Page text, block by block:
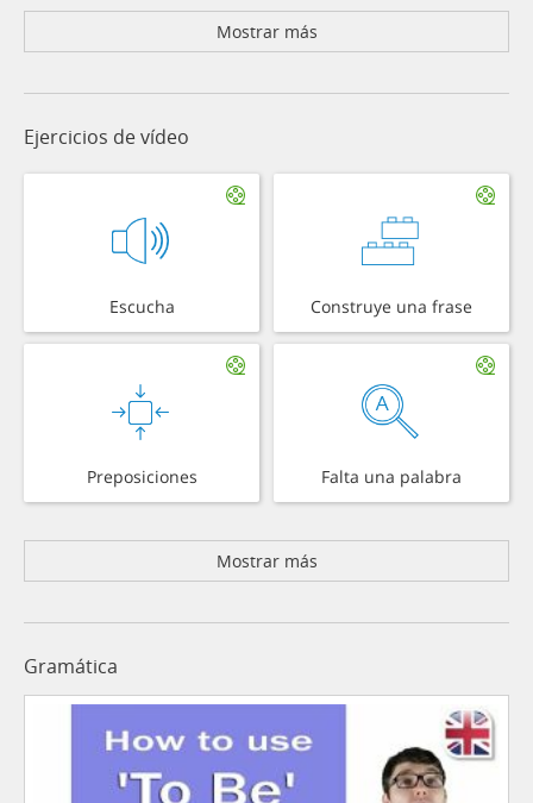
Mostrar más
Ejercicios de vídeo
Escucha Construye una frase
Preposiciones Falta una palabra
Mostrar más
Gramática